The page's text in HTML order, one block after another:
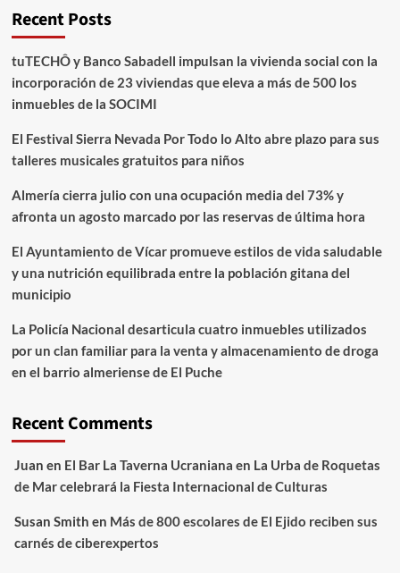
Recent Posts
tuTECHÔ y Banco Sabadell impulsan la vivienda social con la
incorporación de 23 viviendas que eleva a más de 500 los
inmuebles de la SOCIMI
El Festival Sierra Nevada Por Todo lo Alto abre plazo para sus
talleres musicales gratuitos para niños
Almería cierra julio con una ocupación media del 73% y
afronta un agosto marcado por las reservas de última hora
El Ayuntamiento de Vícar promueve estilos de vida saludable
y una nutrición equilibrada entre la población gitana del
municipio
La Policía Nacional desarticula cuatro inmuebles utilizados
por un clan familiar para la venta y almacenamiento de droga
en el barrio almeriense de El Puche
Recent Comments
Juan en El Bar La Taverna Ucraniana en La Urba de Roquetas
de Mar celebrará la Fiesta Internacional de Culturas
Susan Smith en Más de 800 escolares de El Ejido reciben sus
carnés de ciberexpertos